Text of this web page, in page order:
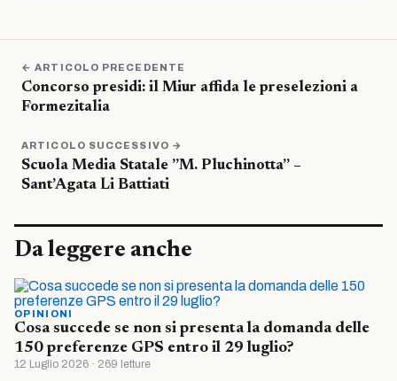
← ARTICOLO PRECEDENTE
Concorso presidi: il Miur affida le preselezioni a
Formezitalia
ARTICOLO SUCCESSIVO →
Scuola Media Statale ”M. Pluchinotta” –
Sant’Agata Li Battiati
Da leggere anche
OPINIONI
Cosa succede se non si presenta la domanda delle
150 preferenze GPS entro il 29 luglio?
12 Luglio 2026 · 269 letture